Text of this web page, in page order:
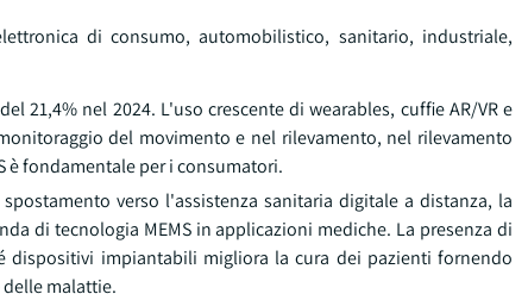
di consumo, automobilistico, sanitario, industriale,
nel 2024. L'uso crescente di wearables, cuffie AR/VR e
del movimento e nel rilevamento, nel rilevamento
è fondamentale per i consumatori.
verso l'assistenza sanitaria digitale a distanza, la
di tecnologia MEMS in applicazioni mediche. La presenza di
impiantabili migliora la cura dei pazienti fornendo
malattie.